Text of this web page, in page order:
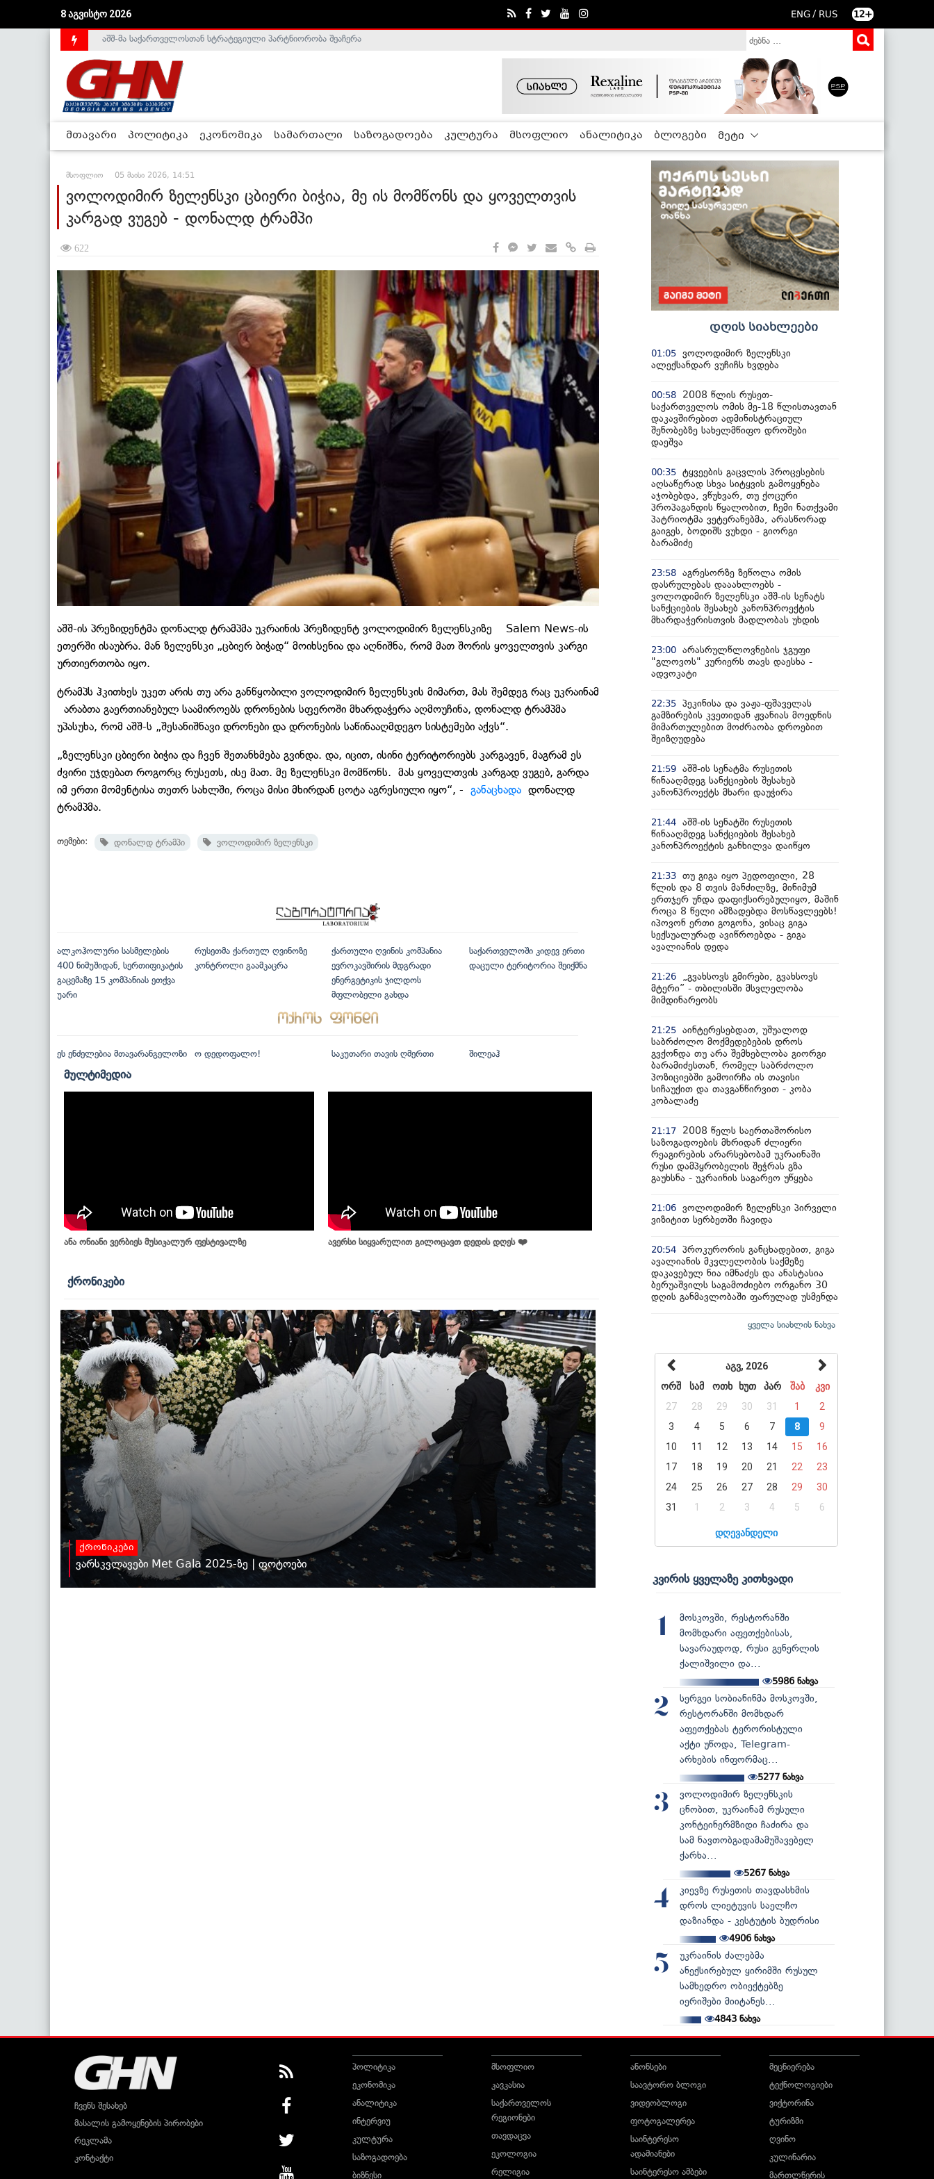
8 აგვისტო 2026 ENG / RUS 12+
საქართველოს დე-ფაქტო მთავრობა არალეგიტიმურია - ჰელსინკის კომისია
მთავარი პოლიტიკა ეკონომიკა სამართალი საზოგადოება კულტურა მსოფლიო ანალიტიკა ბლოგები მეტი
მსოფლიო 05 მაისი 2026, 14:51
ვოლოდიმირ ზელენსკი ცბიერი ბიჭია, მე ის მომწონს და ყოველთვის
კარგად ვუგებ - დონალდ ტრამპი
622
აშშ-ის პრეზიდენტმა დონალდ ტრამპმა უკრაინის პრეზიდენტ ვოლოდიმირ ზელენსკიზე Salem News-ის
ეთერში ისაუბრა. მან ზელენსკი „ცბიერ ბიჭად“ მოიხსენია და აღნიშნა, რომ მათ შორის ყოველთვის კარგი
ურთიერთობა იყო.
ტრამპს ჰკითხეს უკეთ არის თუ არა განწყობილი ვოლოდიმირ ზელენსკის მიმართ, მას შემდეგ რაც უკრაინამ
არაბთა გაერთიანებულ საამიროებს დრონების სფეროში მხარდაჭერა აღმოუჩინა, დონალდ ტრამპმა
უპასუხა, რომ აშშ-ს „შესანიშნავი დრონები და დრონების საწინააღმდეგო სისტემები აქვს“.
„ზელენსკი ცბიერი ბიჭია და ჩვენ შეთანხმება გვინდა. და, იცით, ისინი ტერიტორიებს კარგავენ, მაგრამ ეს
ძვირი უჯდებათ როგორც რუსეთს, ისე მათ. მე ზელენსკი მომწონს. მას ყოველთვის კარგად ვუგებ, გარდა
იმ ერთი მომენტისა თეთრ სახლში, როცა მისი მხირდან ცოტა აგრესიული იყო“, - განაცხადა დონალდ
ტრამპმა.
თემები: დონალდ ტრამპი ვოლოდიმირ ზელენსკი
ალკოჰოლური სასმელების
400 ნიმუშიდან, სერთიფიკატის
გაცემაზე 15 კომპანიას ეთქვა
უარი
რუსეთმა ქართულ ღვინოზე
კონტროლი გაამკაცრა
ქართული ღვინის კომპანია
ევროკავშირის მდგრადი
ენერგეტიკის ჯილდოს
მფლობელი გახდა
საქართველოში კიდევ ერთი
დაცული ტერიტორია შეიქმნა
ეს ენძელებია მთავარანგელოზი ო დედოფალო! საკუთარი თავის ღმერთი შილეაჰ
მულტიმედია
ანა ონიანი ვერბიეს მუსიკალურ ფესტივალზე ავერსი სიყვარულით გილოცავთ დედის დღეს ❤️
ქრონიკები
ქრონიკები
ვარსკვლავები Met Gala 2025-ზე | ფოტოები
დღის სიახლეები
01:05 ვოლოდიმირ ზელენსკი
ალექსანდარ ვუჩიჩს ხვდება
00:58
2008 წლის რუსეთ-
საქართველოს ომის მე-18 წლისთავთან
დაკავშირებით ადმინისტრაციულ
შენობებზე სახელმწიფო დროშები
დაეშვა
00:35 ტყვეების გაცვლის პროცესების
აღსაწერად სხვა სიტყვის გამოყენება
აჯობებდა, ვწუხვარ, თუ ქოცური
პროპაგანდის წყალობით, ჩემი ნათქვამი
პატრიოტმა ვეტერანებმა, არასწორად
გაიგეს, ბოდიშს ვუხდი - გიორგი
ბარამიძე
23:58 აგრესორზე ზეწოლა ომის
დასრულებას დააახლოებს -
ვოლოდიმირ ზელენსკი აშშ-ის სენატს
სანქციების შესახებ კანონპროექტის
მხარდაჭერისთვის მადლობას უხდის
23:00 არასრულწლოვნების ჯგუფი
"გლოვოს" კურიერს თავს დაესხა -
ადვოკატი
22:35 პეკინისა და ვაჟა-ფშაველას
გამზირების კვეთიდან ჟვანიას მოედნის
მიმართულებით მოძრაობა დროებით
შეიზღუდება
21:59 აშშ-ის სენატმა რუსეთის
წინააღმდეგ სანქციების შესახებ
კანონპროექტს მხარი დაუჭირა
21:44 აშშ-ის სენატში რუსეთის
წინააღმდეგ სანქციების შესახებ
კანონპროექტის განხილვა დაიწყო
21:33 თუ გიგა იყო პედოფილი, 28
წლის და 8 თვის მანძილზე, მინიმუმ
ერთჯერ უნდა დაფიქსირებულიყო, მაშინ
როცა 8 წელი ამზადებდა მოსწავლეებს!
იპოვონ ერთი გოგონა, ვისაც გიგა
სექსუალურად ავიწროებდა - გიგა
ავალიანის დედა
21:26
„გვახსოვს გმირები, გვახსოვს
მტერი” - თბილისში მსვლელობა
მიმდინარეობს
21:25 აინტერესებდათ, უშუალოდ
საბრძოლო მოქმედებების დროს
გვქონდა თუ არა შემხებლობა გიორგი
ბარამიძესთან, რომელ საბრძოლო
პოზიციებში გამოირჩა ის თავისი
სიჩაუქით და თავგანწირვით - კობა
კობალაძე
21:17
2008 წელს საერთაშორისო
საზოგადოების მხრიდან ძლიერი
რეაგირების არარსებობამ უკრაინაში
რუსი დამპყრობელის შეჭრას გზა
გაუხსნა - უკრაინის საგარეო უწყება
21:06 ვოლოდიმირ ზელენსკი პირველი
ვიზიტით სერბეთში ჩავიდა
20:54 პროკურორის განცხადებით, გიგა
ავალიანის მკვლელობის საქმეზე
დაკავებულ ნია იმნაძეს და ანასტასია
ბერუაშვილს საგამოძიებო ორგანო 30
დღის განმავლობაში ფარულად უსმენდა
ყველა სიახლის ნახვა
აგვ, 2026
ორშ
სამ ოთხ ხუთ პარ შაბ
კვი
27
28 29 30 31 1
2
3
4 5 6 7 8
9
10
11 12 13 14 15
16
17
18 19 20 21 22
23
24
25 26 27 28 29
30
31
1 2 3 4 5 6
დღევანდელი
კვირის ყველაზე კითხვადი
1
მოსკოვში, რესტორანში
მომხდარი აფეთქებისას,
სავარაუდოდ, რუსი გენერლის
ქალიშვილი და...
5986ნახვა
2
სერგეი სობიანინმა მოსკოვში,
რესტორანში მომხდარ
აფეთქებას ტერორისტული
აქტი უწოდა, Telegram-
არხების ინფორმაც...
5277 ნახვა
3
ვოლოდიმირ ზელენსკის
ცნობით, უკრაინამ რუსული
კონტეინერმზიდი ჩაძირა და
სამ ნავთობგადამამუშავებელ
ქარხა...
5267ნახვა
4
კიევზე რუსეთის თავდასხმის
დროს ლიეტუვის საელჩო
დაზიანდა - კესტუტის ბუდრისი
4906ნახვა
5
უკრაინის ძალებმა
ანექსირებულ ყირიმში რუსულ
სამხედრო ობიექტებზე
იერიშები მიიტანეს...
4843 ნახვა
ჩვენს შესახებ
მასალის გამოყენების პირობები
რეკლამა
კონტაქტი
პოლიტიკა
ეკონომიკა
ანალიტიკა
ინტერვიუ
კულტურა
საზოგადოება
ბიზნესი
მსოფლიო
კავკასია
საქართველოს
რეგიონები
თავდაცვა
ეკოლოგია
რელიგია
ანონსები
საავტორო ბლოგი
ვიდეობლოგი
ფოტოგალერეა
საინტერესო
ადამიანები
საინტერესო ამბები
მეცნიერება
ტექნოლოგიები
ვიქტორინა
ტურიზმი
ღვინო
კულინარია
მართლწერის